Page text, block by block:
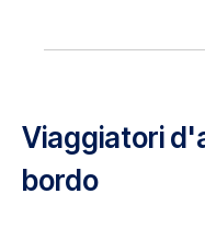
Viaggiatori
bordo